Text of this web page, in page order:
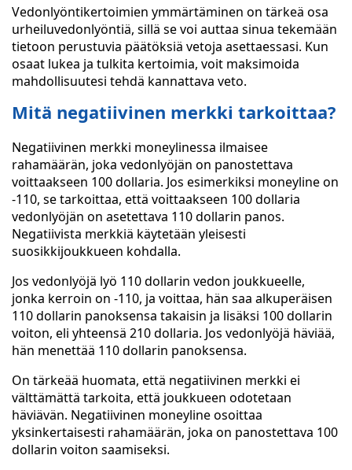
Vedonlyöntikertoimien ymmärtäminen on tärkeä osa
urheiluvedonlyöntiä, sillä se voi auttaa sinua tekemään
tietoon perustuvia päätöksiä vetoja asettaessasi. Kun
osaat lukea ja tulkita kertoimia, voit maksimoida
mahdollisuutesi tehdä kannattava veto.
Mitä negatiivinen merkki tarkoittaa?
Negatiivinen merkki moneylinessa ilmaisee
rahamäärän, joka vedonlyöjän on panostettava
voittaakseen 100 dollaria. Jos esimerkiksi moneyline on
-110, se tarkoittaa, että voittaakseen 100 dollaria
vedonlyöjän on asetettava 110 dollarin panos.
Negatiivista merkkiä käytetään yleisesti
suosikkijoukkueen kohdalla.
Jos vedonlyöjä lyö 110 dollarin vedon joukkueelle,
jonka kerroin on -110, ja voittaa, hän saa alkuperäisen
110 dollarin panoksensa takaisin ja lisäksi 100 dollarin
voiton, eli yhteensä 210 dollaria. Jos vedonlyöjä häviää,
hän menettää 110 dollarin panoksensa.
On tärkeää huomata, että negatiivinen merkki ei
välttämättä tarkoita, että joukkueen odotetaan
häviävän. Negatiivinen moneyline osoittaa
yksinkertaisesti rahamäärän, joka on panostettava 100
dollarin voiton saamiseksi.